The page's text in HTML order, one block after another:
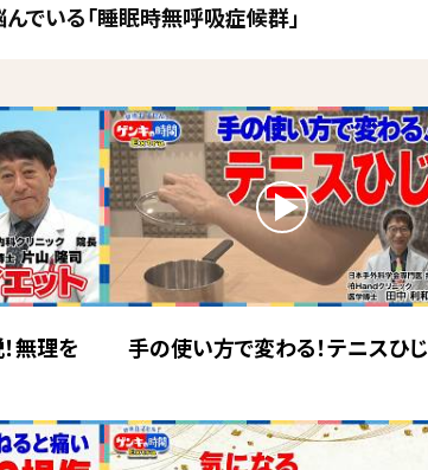
でいる「睡眠時無呼吸症候群」
無理を
手の使い方で変わる！テニスひじ